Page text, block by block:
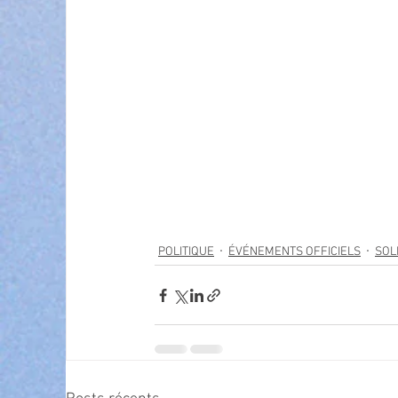
POLITIQUE ÉVÉNEMENTS OFFICIELS